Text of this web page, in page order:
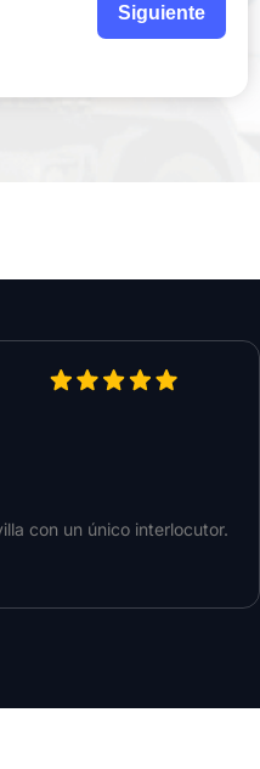
Siguiente
con un único interlocutor.